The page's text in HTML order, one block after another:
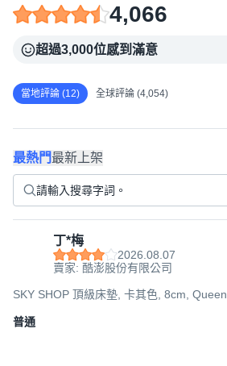
4,066
超過3,000位感到滿意
當地評論 (12) 全球評論 (4,054)
最熱門最新上架
丁*梅
2026.08.07
賣家: 酷澎股份有限公司
SKY SHOP 頂級床墊, 卡其色, 8cm, Queen
普通